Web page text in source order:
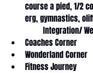
course a pied, 1/2
erg, gymnastics,
Coaches Corner
Wonderland Corner
Fitness Journey